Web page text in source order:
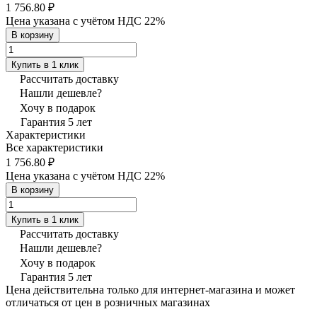
1 756.80 ₽
Цена указана с учётом НДС 22%
В корзину
Купить в 1 клик
Рассчитать доставку
Нашли дешевле?
Хочу в подарок
Гарантия 5 лет
Характеристики
Все характеристики
1 756.80 ₽
Цена указана с учётом НДС 22%
В корзину
Купить в 1 клик
Рассчитать доставку
Нашли дешевле?
Хочу в подарок
Гарантия 5 лет
Цена действительна только для интернет-магазина и может
отличаться от цен в розничных магазинах